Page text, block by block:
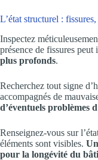
L’état structurel :
Inspectez
présence de fissures peut
plus profonds.
Recherchez tout signe
accompagnés de
d’éventuels problèmes
Renseignez-vous sur
éléments sont visibles.
pour la longévité du